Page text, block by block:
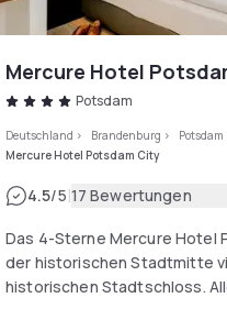
Mercure Hotel
Potsdam
Deutschland > Brandenburg > Potsdam
Mercure Hotel Potsdam City
4.5/5|17 Bewertungen
Das 4-Sterne Mercure Hotel
der historischen Stadtmitte
historischen Stadtschloss.